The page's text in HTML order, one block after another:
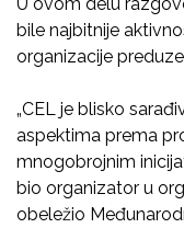
bile najbitnije
organizacije
„CEL je blisko
aspektima prema
mnogobrojnim
bio organizator u
obeležio